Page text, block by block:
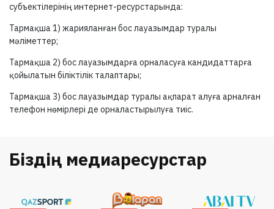
субъектілерінің интернет-ресурстарында:
Тармақша 1) жарияланған бос лауазымдар туралы
мәліметтер;
Тармақша 2) бос лауазымдарға орналасуға кандидаттарға
қойылатын біліктілік талаптары;
Тармақша 3) бос лауазымдар туралы ақпарат алуға арналған
телефон нөмірлері де орналастырылуға тиіс.
Біздің медиаресурстар